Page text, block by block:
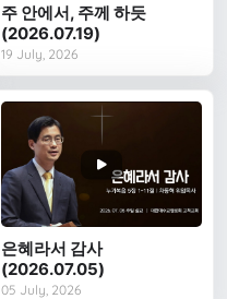
주 안에서, 주께 하듯
(2026.07.19)
19 July, 2026
은혜라서 감사
(2026.07.05)
05 July, 2026